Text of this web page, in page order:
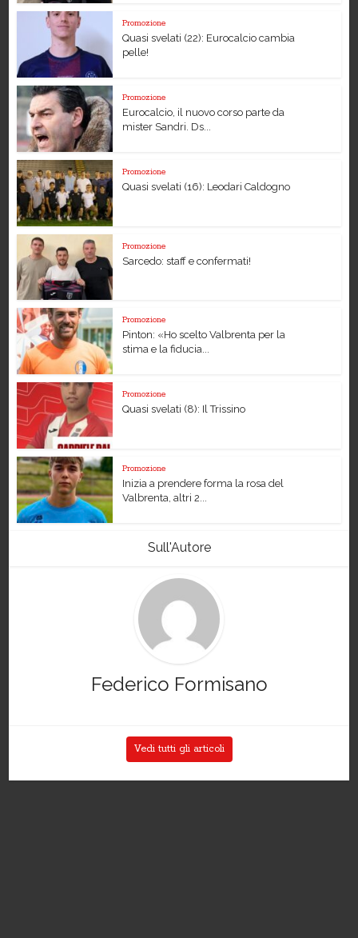
Promozione
Quasi svelati (22): Eurocalcio cambia
pelle!
Promozione
Eurocalcio, il nuovo corso parte da
mister Sandri. Ds...
Promozione
Quasi svelati (16): Leodari Caldogno
Promozione
Sarcedo: staff e confermati!
Promozione
Pinton: «Ho scelto Valbrenta per la
stima e la fiducia...
Promozione
Quasi svelati (8): Il Trissino
Promozione
Inizia a prendere forma la rosa del
Valbrenta, altri 2...
Sull'Autore
Federico Formisano
Vedi tutti gli articoli